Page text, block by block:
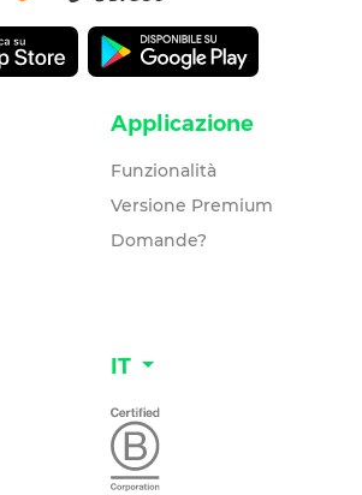
Applicazione
Funzionalità
Versione Premium
Domande?
IT